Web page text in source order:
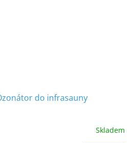
do infrasauny
Skladem